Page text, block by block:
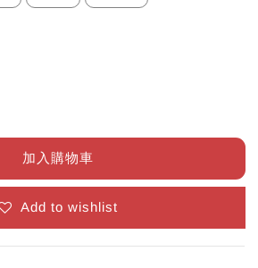
加入購物車
Add to wishlist